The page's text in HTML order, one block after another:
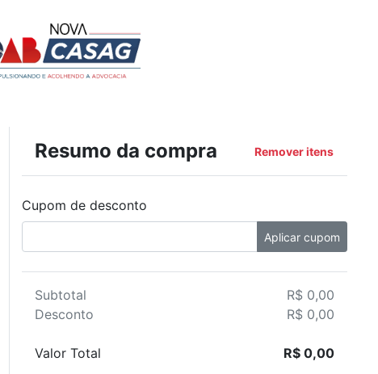
Resumo da compra Remover itens
Cupom de desconto
Aplicar cupom
Subtotal
R$ 0,00
Desconto
R$ 0,00
Valor Total R$ 0,00